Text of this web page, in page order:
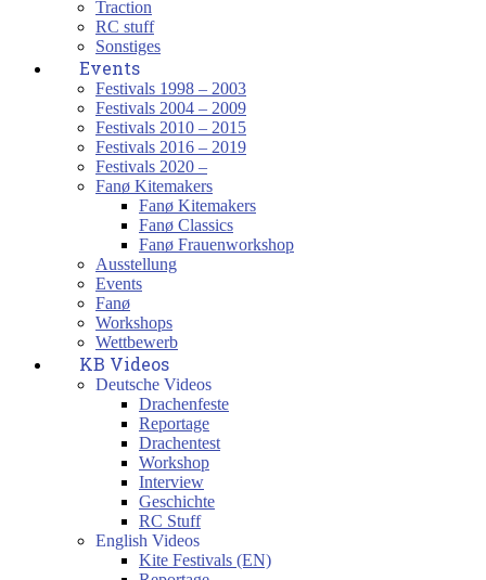
Traction
RC stuff
Sonstiges
Events
Festivals 1998 – 2003
Festivals 2004 – 2009
Festivals 2010 – 2015
Festivals 2016 – 2019
Festivals 2020 –
Fanø Kitemakers
Fanø Kitemakers
Fanø Classics
Fanø Frauenworkshop
Ausstellung
Events
Fanø
Workshops
Wettbewerb
KB Videos
Deutsche Videos
Drachenfeste
Reportage
Drachentest
Workshop
Interview
Geschichte
RC Stuff
English Videos
Kite Festivals (EN)